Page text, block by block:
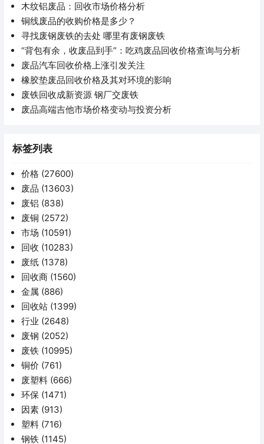
木纹铝废品：回收市场价格分析
铜线废品的收购价格是多少？
寻找废钢废铁的去处 哪里有废钢废铁
“背包有余，收废品到手”：吃鸡废品回收价格查询与分析
废品汽车回收价格上涨引发关注
橡胶垫废品回收价格及其对环境的影响
废铁回收成新资源 钢厂交废铁
废品高端吉他市场价格变动与投资分析
标签列表
价格 (27600)
废品 (13603)
废铝 (838)
废铜 (2572)
市场 (10591)
回收 (10283)
废纸 (1378)
回收商 (1560)
金属 (886)
回收站 (1399)
行业 (2648)
废钢 (2052)
废铁 (10995)
铜价 (761)
废塑料 (666)
环保 (1471)
因素 (913)
塑料 (716)
钢铁 (1145)